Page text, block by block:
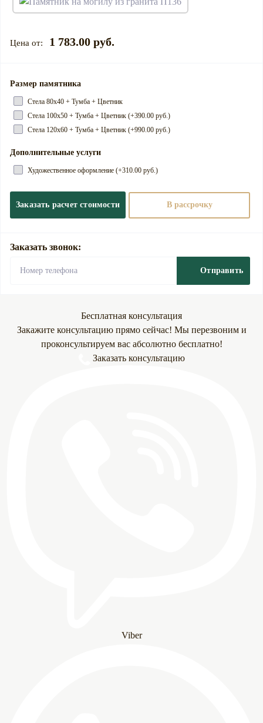
1 783.00 руб.
Размер памятника
Cтела 80х40 + Тумба + Цветник
Cтела 100х50 + Тумба + Цветник (+390.00 руб.)
Cтела 120х60 + Тумба + Цветник (+990.00 руб.)
Дополнительные услуги
Художественное оформление (+310.00 руб.)
Заказать расчет стоимости В рассрочку
Заказать звонок:
Отправить
Бесплатная консультация
Закажите консультацию прямо сейчас! Мы перезвоним и
проконсультируем вас абсолютно бесплатно!
Заказать консультацию
Viber